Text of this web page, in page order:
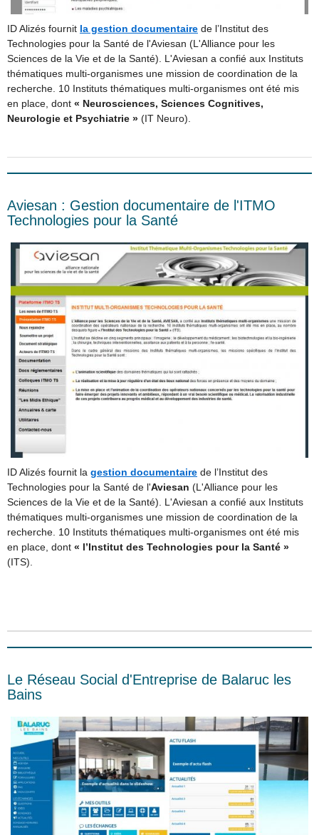
ID Alizés fournit la gestion documentaire de l’Institut des
Technologies pour la Santé de l'Aviesan (L'Alliance pour les
Sciences de la Vie et de la Santé). L'Aviesan a confié aux Instituts
thématiques multi-organismes une mission de coordination de la
recherche. 10 Instituts thématiques multi-organismes ont été mis
en place, dont « Neurosciences, Sciences Cognitives,
Neurologie et Psychiatrie » (IT Neuro).
Aviesan : Gestion documentaire de l'ITMO
Technologies pour la Santé
ID Alizés fournit la gestion documentaire de l’Institut des
Technologies pour la Santé de l'Aviesan (L'Alliance pour les
Sciences de la Vie et de la Santé). L'Aviesan a confié aux Instituts
thématiques multi-organismes une mission de coordination de la
recherche. 10 Instituts thématiques multi-organismes ont été mis
en place, dont « l’Institut des Technologies pour la Santé »
(ITS).
Le Réseau Social d'Entreprise de Balaruc les
Bains